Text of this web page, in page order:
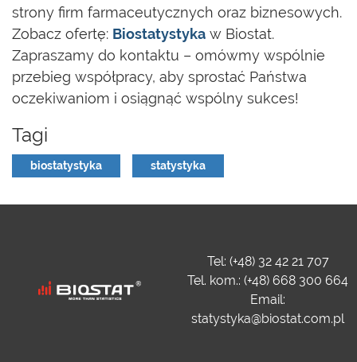
strony firm farmaceutycznych oraz biznesowych.
Zobacz ofertę: Biostatystyka w Biostat.
Zapraszamy do kontaktu – omówmy wspólnie
przebieg współpracy, aby sprostać Państwa
oczekiwaniom i osiągnąć wspólny sukces!
Tagi
biostatystyka statystyka
Tel: (+48) 32 42 21 707
Tel. kom.: (+48) 668 300 664
Email:
statystyka@biostat.com.pl